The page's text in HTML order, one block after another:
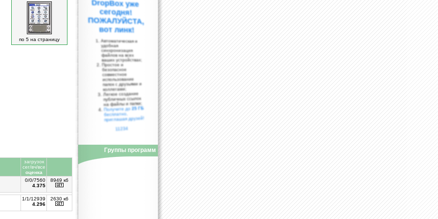
по 5 на страницу
загрузок
сег/вч/все
оценка
0/0/7560
4.375
8949 кб
1/1/12939
4.296
2630 кб
вот линк!
Автоматическая и
удобная
синхронизация
файлов на всех
ваших устройствах;
Простое и
безопасное
совместное
использование
папок с друзьями и
коллегами;
Легкое создание
публичных ссылок
на файлы и папки;
Получите до25 ГБ
бесплатно,
приглашая друзей!
11234
Группы программ